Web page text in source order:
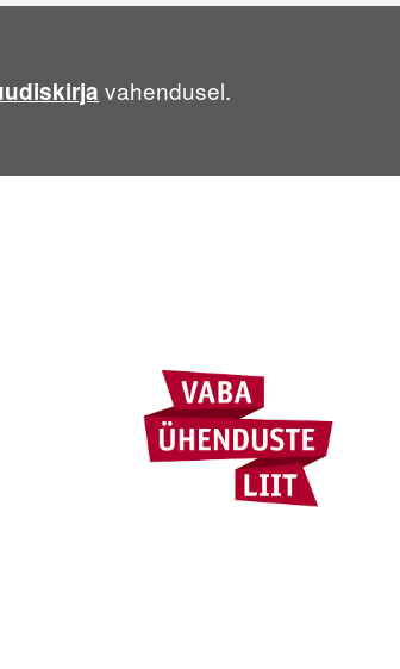
vahendusel.